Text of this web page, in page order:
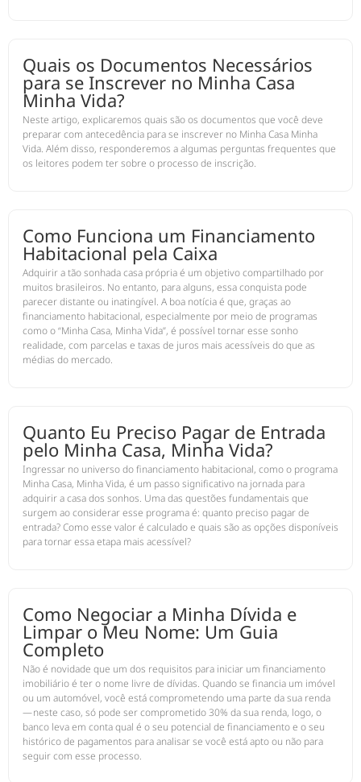
Quais os Documentos Necessários
para se Inscrever no Minha Casa
Minha Vida?
Neste artigo, explicaremos quais são os documentos que você deve
preparar com antecedência para se inscrever no Minha Casa Minha
Vida. Além disso, responderemos a algumas perguntas frequentes que
os leitores podem ter sobre o processo de inscrição.
Como Funciona um Financiamento
Habitacional pela Caixa
Adquirir a tão sonhada casa própria é um objetivo compartilhado por
muitos brasileiros. No entanto, para alguns, essa conquista pode
parecer distante ou inatingível. A boa notícia é que, graças ao
financiamento habitacional, especialmente por meio de programas
como o “Minha Casa, Minha Vida”, é possível tornar esse sonho
realidade, com parcelas e taxas de juros mais acessíveis do que as
médias do mercado.
Quanto Eu Preciso Pagar de Entrada
pelo Minha Casa, Minha Vida?
Ingressar no universo do financiamento habitacional, como o programa
Minha Casa, Minha Vida, é um passo significativo na jornada para
adquirir a casa dos sonhos. Uma das questões fundamentais que
surgem ao considerar esse programa é: quanto preciso pagar de
entrada? Como esse valor é calculado e quais são as opções disponíveis
para tornar essa etapa mais acessível?
Como Negociar a Minha Dívida e
Limpar o Meu Nome: Um Guia
Completo
Não é novidade que um dos requisitos para iniciar um financiamento
imobiliário é ter o nome livre de dívidas. Quando se financia um imóvel
ou um automóvel, você está comprometendo uma parte da sua renda
— neste caso, só pode ser comprometido 30% da sua renda, logo, o
banco leva em conta qual é o seu potencial de financiamento e o seu
histórico de pagamentos para analisar se você está apto ou não para
seguir com esse processo.